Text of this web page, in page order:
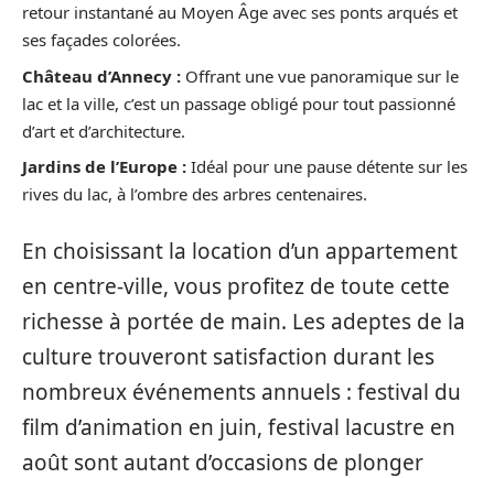
retour instantané au Moyen Âge avec ses ponts arqués et
ses façades colorées.
Château d’Annecy : Offrant une vue panoramique sur le
lac et la ville, c’est un passage obligé pour tout passionné
d’art et d’architecture.
Jardins de l’Europe : Idéal pour une pause détente sur les
rives du lac, à l’ombre des arbres centenaires.
En choisissant la location d’un appartement
en centre-ville, vous profitez de toute cette
richesse à portée de main. Les adeptes de la
culture trouveront satisfaction durant les
nombreux événements annuels : festival du
film d’animation en juin, festival lacustre en
août sont autant d’occasions de plonger